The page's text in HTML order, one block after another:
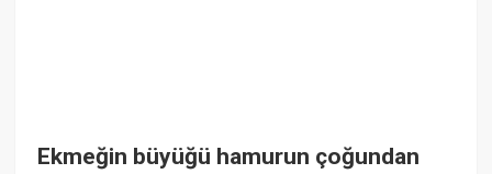
Ekmeğin büyüğü hamurun çoğundan